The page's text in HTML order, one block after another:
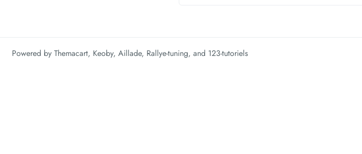
Powered by Themacart, Keoby, Aillade, Rallye-tuning, and 123-tutoriels